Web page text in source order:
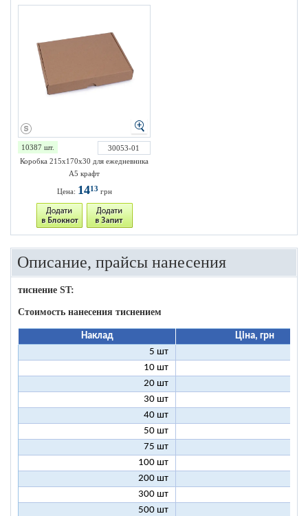
10387 шт.
30053-01
Коробка 215х170х30 для ежедневника
А5 крафт
Цена: 1413 грн
Описание, прайсы нанесения
тиснение ST:
Стоимость нанесения тиснением
Наклад
Ціна, грн
5 шт
10 шт
20 шт
30 шт
40 шт
50 шт
75 шт
100 шт
200 шт
300 шт
500 шт